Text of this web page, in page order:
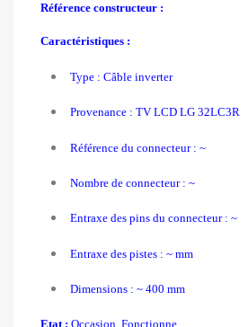
Référence constructeur :
Caractéristiques :
Type : Câble inverter
Provenance : TV LCD LG 32LC3R
Référence du connecteur : ~
Nombre de connecteur : ~
Entraxe des pins du connecteur : ~
Entraxe des pistes : ~ mm
Dimensions : ~ 400 mm
Etat : Occasion, Fonctionne